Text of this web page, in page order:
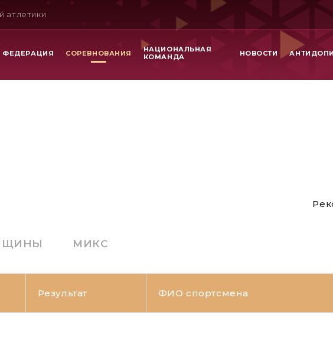
атлетики
ФЕДЕРАЦИЯ СОРЕВНОВАНИЯ
НАЦИОНАЛЬНАЯ
КОМАНДА
НОВОСТИ
МИКС
Результат ФИО спортсмена